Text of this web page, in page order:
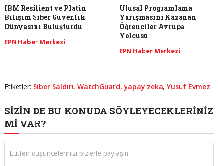
IBM Resilient ve Platin
Bilişim Siber Güvenlik
Dünyasını Buluşturdu
EPN Haber Merkezi
Ulusal Programlama
Yarışmasını Kazanan
Öğrenciler Avrupa
Yolcusu
EPN Haber Merkezi
Etiketler: Siber Saldırı, WatchGuard,yapay zeka, Yusuf Evmez
SIZIN DE BU KONUDA SÖYLEYECEKLERINIZ
MI VAR?